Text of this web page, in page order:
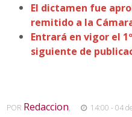
El dictamen fue
remitido a la
Entrará en vigor el
siguiente de
POR Redaccion, 14:00 - 04